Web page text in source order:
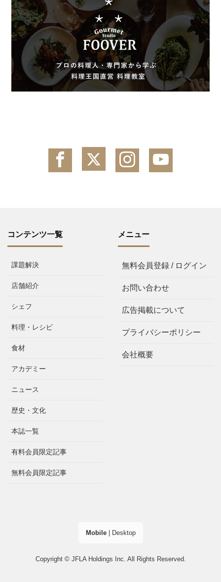
コンテンツ一覧
課題解決
店舗紹介
シェフ
料理・レシピ
食材
アカデミー
ニュース
歴史・文化
本誌一覧
有料会員限定記事
無料会員限定記事
メニュー
無料会員登録 / ログイン
お問い合わせ
広告掲載について
プライバシーポリシー
会社概要
Mobile| Desktop
Copyright © JFLA Holdings Inc. All Rights Reserved.